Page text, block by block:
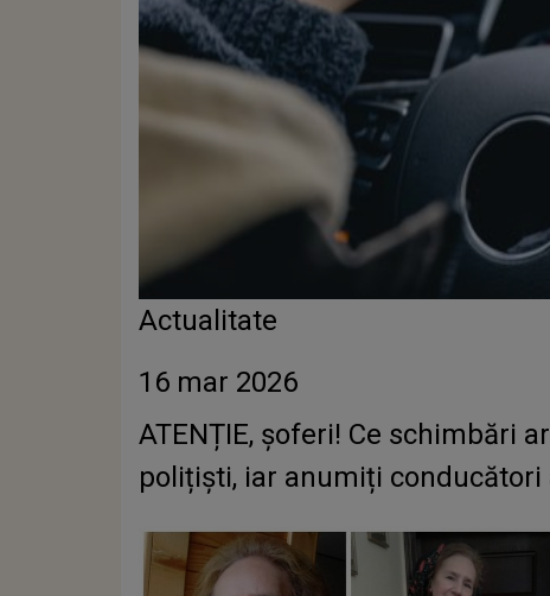
Actualitate
16 mar 2026
ATENȚIE, șoferi! Ce schimbări
polițiști, iar anumiți